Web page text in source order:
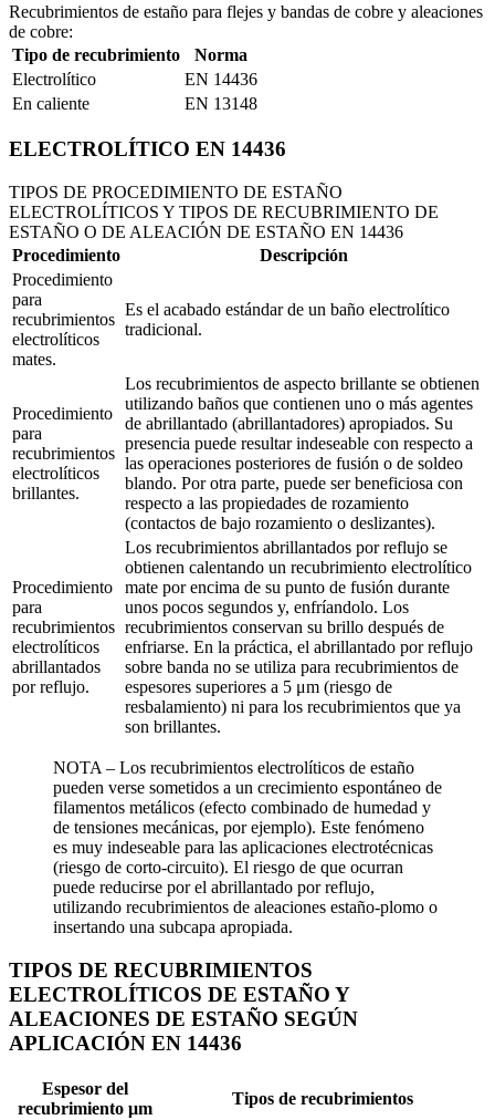
Recubrimientos de estaño para flejes y bandas de cobre y aleaciones
de cobre:
Tipo de recubrimiento
Norma
Electrolítico
EN 14436
En caliente
EN 13148
ELECTROLÍTICO EN 14436
TIPOS DE PROCEDIMIENTO DE ESTAÑO
ELECTROLÍTICOS Y TIPOS DE RECUBRIMIENTO DE
ESTAÑO O DE ALEACIÓN DE ESTAÑO EN 14436
Procedimiento
Descripción
Procedimiento
para
recubrimientos
electrolíticos
mates.
Es el acabado estándar de un baño electrolítico
tradicional.
Procedimiento
para
recubrimientos
electrolíticos
brillantes.
Los recubrimientos de aspecto brillante se obtienen
utilizando baños que contienen uno o más agentes
de abrillantado (abrillantadores) apropiados. Su
presencia puede resultar indeseable con respecto a
las operaciones posteriores de fusión o de soldeo
blando. Por otra parte, puede ser beneficiosa con
respecto a las propiedades de rozamiento
(contactos de bajo rozamiento o deslizantes).
Procedimiento
para
recubrimientos
electrolíticos
abrillantados
por reflujo.
Los recubrimientos abrillantados por reflujo se
obtienen calentando un recubrimiento electrolítico
mate por encima de su punto de fusión durante
unos pocos segundos y, enfríandolo. Los
recubrimientos conservan su brillo después de
enfriarse. En la práctica, el abrillantado por reflujo
sobre banda no se utiliza para recubrimientos de
espesores superiores a 5 μm (riesgo de
resbalamiento) ni para los recubrimientos que ya
son brillantes.
NOTA – Los recubrimientos electrolíticos de estaño
pueden verse sometidos a un crecimiento espontáneo de
filamentos metálicos (efecto combinado de humedad y
de tensiones mecánicas, por ejemplo). Este fenómeno
es muy indeseable para las aplicaciones electrotécnicas
(riesgo de corto-circuito). El riesgo de que ocurran
puede reducirse por el abrillantado por reflujo,
utilizando recubrimientos de aleaciones estaño-plomo o
insertando una subcapa apropiada.
TIPOS DE RECUBRIMIENTOS
ELECTROLÍTICOS DE ESTAÑO Y
ALEACIONES DE ESTAÑO SEGÚN
APLICACIÓN EN 14436
Espesor del
recubrimiento μm
Tipos de recubrimientos